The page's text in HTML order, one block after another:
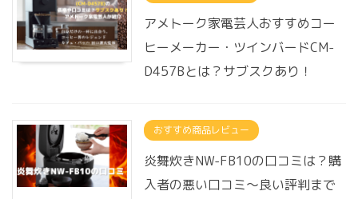
アメトーク家電芸人おすすめコー
ヒーメーカー・ツインバードCM-
D457Bとは？サブスクあり！
おすすめ商品レビュー
炎舞炊きNW-FB10の口コミは？購
入者の悪い口コミ～良い評判まで